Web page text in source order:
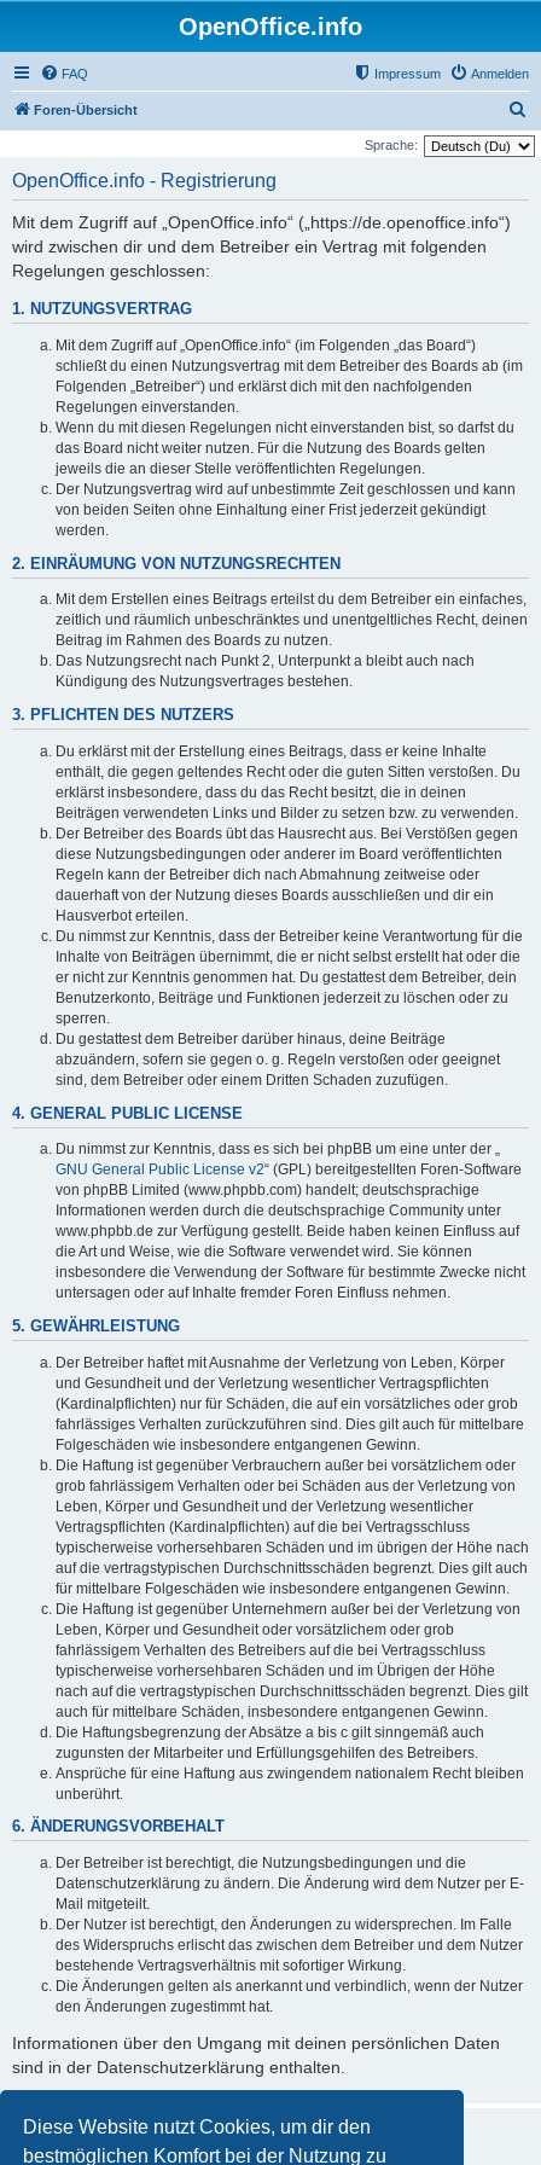
Diese Website nutzt Cookies, um dir den
bestmöglichen Komfort bei der Nutzung zu
OpenOffice.info
FAQ Anmelden
Impressum
Foren-Übersicht
u
Sprache:
OpenOffice.info - Registrierung
Mit dem Zugriff auf „OpenOffice.info“ („https://de.openoffice.info“)
wird zwischen dir und dem Betreiber ein Vertrag mit folgenden
Regelungen geschlossen:
1. NUTZUNGSVERTRAG
Mit dem Zugriff auf „OpenOffice.info“ (im Folgenden „das Board“)
schließt du einen Nutzungsvertrag mit dem Betreiber des Boards ab (im
Folgenden „Betreiber“) und erklärst dich mit den nachfolgenden
Regelungen einverstanden.
Wenn du mit diesen Regelungen nicht einverstanden bist, so darfst du
das Board nicht weiter nutzen. Für die Nutzung des Boards gelten
jeweils die an dieser Stelle veröffentlichten Regelungen.
Der Nutzungsvertrag wird auf unbestimmte Zeit geschlossen und kann
von beiden Seiten ohne Einhaltung einer Frist jederzeit gekündigt
werden.
2. EINRÄUMUNG VON NUTZUNGSRECHTEN
Mit dem Erstellen eines Beitrags erteilst du dem Betreiber ein einfaches,
zeitlich und räumlich unbeschränktes und unentgeltliches Recht, deinen
Beitrag im Rahmen des Boards zu nutzen.
Das Nutzungsrecht nach Punkt 2, Unterpunkt a bleibt auch nach
Kündigung des Nutzungsvertrages bestehen.
3. PFLICHTEN DES NUTZERS
Du erklärst mit der Erstellung eines Beitrags, dass er keine Inhalte
enthält, die gegen geltendes Recht oder die guten Sitten verstoßen. Du
erklärst insbesondere, dass du das Recht besitzt, die in deinen
Beiträgen verwendeten Links und Bilder zu setzen bzw. zu verwenden.
Der Betreiber des Boards übt das Hausrecht aus. Bei Verstößen gegen
diese Nutzungsbedingungen oder anderer im Board veröffentlichten
Regeln kann der Betreiber dich nach Abmahnung zeitweise oder
dauerhaft von der Nutzung dieses Boards ausschließen und dir ein
Hausverbot erteilen.
Du nimmst zur Kenntnis, dass der Betreiber keine Verantwortung für die
Inhalte von Beiträgen übernimmt, die er nicht selbst erstellt hat oder die
er nicht zur Kenntnis genommen hat. Du gestattest dem Betreiber, dein
Benutzerkonto, Beiträge und Funktionen jederzeit zu löschen oder zu
sperren.
Du gestattest dem Betreiber darüber hinaus, deine Beiträge
abzuändern, sofern sie gegen o. g. Regeln verstoßen oder geeignet
sind, dem Betreiber oder einem Dritten Schaden zuzufügen.
4. GENERAL PUBLIC LICENSE
Du nimmst zur Kenntnis, dass es sich bei phpBB um eine unter der „
GNU General Public License v2“ (GPL) bereitgestellten Foren-Software
von phpBB Limited (www.phpbb.com) handelt; deutschsprachige
Informationen werden durch die deutschsprachige Community unter
www.phpbb.de zur Verfügung gestellt. Beide haben keinen Einfluss auf
die Art und Weise, wie die Software verwendet wird. Sie können
insbesondere die Verwendung der Software für bestimmte Zwecke nicht
untersagen oder auf Inhalte fremder Foren Einfluss nehmen.
5. GEWÄHRLEISTUNG
Der Betreiber haftet mit Ausnahme der Verletzung von Leben, Körper
und Gesundheit und der Verletzung wesentlicher Vertragspflichten
(Kardinalpflichten) nur für Schäden, die auf ein vorsätzliches oder grob
fahrlässiges Verhalten zurückzuführen sind. Dies gilt auch für mittelbare
Folgeschäden wie insbesondere entgangenen Gewinn.
Die Haftung ist gegenüber Verbrauchern außer bei vorsätzlichem oder
grob fahrlässigem Verhalten oder bei Schäden aus der Verletzung von
Leben, Körper und Gesundheit und der Verletzung wesentlicher
Vertragspflichten (Kardinalpflichten) auf die bei Vertragsschluss
typischerweise vorhersehbaren Schäden und im übrigen der Höhe nach
auf die vertragstypischen Durchschnittsschäden begrenzt. Dies gilt auch
für mittelbare Folgeschäden wie insbesondere entgangenen Gewinn.
Die Haftung ist gegenüber Unternehmern außer bei der Verletzung von
Leben, Körper und Gesundheit oder vorsätzlichem oder grob
fahrlässigem Verhalten des Betreibers auf die bei Vertragsschluss
typischerweise vorhersehbaren Schäden und im Übrigen der Höhe
nach auf die vertragstypischen Durchschnittsschäden begrenzt. Dies gilt
auch für mittelbare Schäden, insbesondere entgangenen Gewinn.
Die Haftungsbegrenzung der Absätze a bis c gilt sinngemäß auch
zugunsten der Mitarbeiter und Erfüllungsgehilfen des Betreibers.
Ansprüche für eine Haftung aus zwingendem nationalem Recht bleiben
unberührt.
6. ÄNDERUNGSVORBEHALT
Der Betreiber ist berechtigt, die Nutzungsbedingungen und die
Datenschutzerklärung zu ändern. Die Änderung wird dem Nutzer per E-
Mail mitgeteilt.
Der Nutzer ist berechtigt, den Änderungen zu widersprechen. Im Falle
des Widerspruchs erlischt das zwischen dem Betreiber und dem Nutzer
bestehende Vertragsverhältnis mit sofortiger Wirkung.
Die Änderungen gelten als anerkannt und verbindlich, wenn der Nutzer
den Änderungen zugestimmt hat.
Informationen über den Umgang mit deinen persönlichen Daten
sind in der Datenschutzerklärung enthalten.